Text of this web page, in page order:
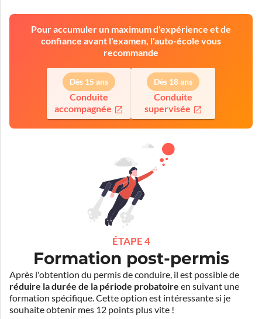
Pour accumuler un maximum d'expérience et de
confiance avant l'examen, l'auto-école vous
recommande
Dès 15 ans
Conduite
accompagnée
Dès 18 ans
Conduite
supervisée
ÉTAPE 4
Formation post-permis
Après l'obtention du permis de conduire, il est possible de
réduire la durée de la période probatoire en suivant une
formation spécifique. Cette option est intéressante si je
souhaite obtenir mes 12 points plus vite !